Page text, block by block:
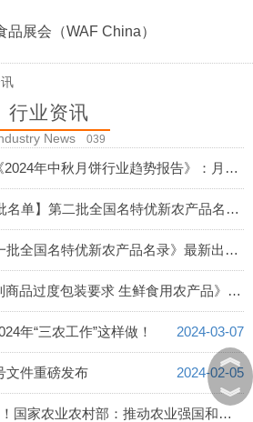
品展会（WAF China）
行业资讯
News 039
新规实施即将满一年！《2024年中秋月饼行业趋势报告》：月饼包装“集体”瘦身！
2024-08-26
【附737个新名单+第一批名单】第二批全国名特优新农产品名录新鲜出炉
2024-08-22
【全名单】《2024年第一批全国名特优新农产品名录》最新出炉！
2024-04-244月1日正式实施！《限制商品过度包装要求 生鲜食用农产品》都规定了些什么？
2024-03-28
年“三农工作”这样做！ 2024-03-07
文件重磅发布 2024-02-05
“绿色健康消费”持续扩容！国家农业农村部：推动农业强国和健康中国协同建设
︽
︾